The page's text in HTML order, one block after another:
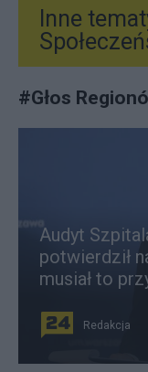
Inne
#Głos
Audyt
potwierdził
musiał to
Redakcja